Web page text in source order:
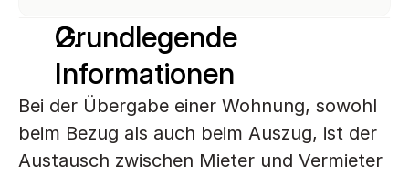
Grundlegende
Informationen
Bei der Übergabe einer Wohnung, sowohl
beim Bezug als auch beim Auszug, ist der
Austausch zwischen Mieter und Vermieter